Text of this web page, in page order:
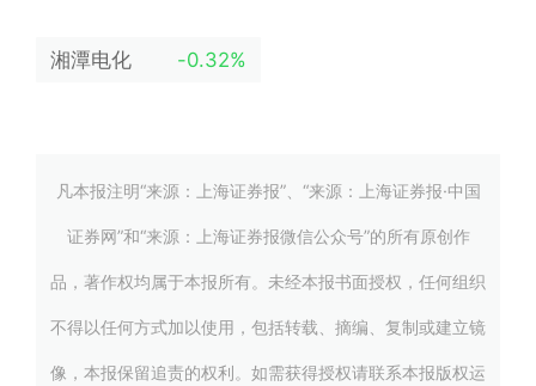
湘潭电化 -0.32%
凡本报注明“来源：上海证券报”、“来源：上海证券报·中国
证券网”和“来源：上海证券报微信公众号”的所有原创作
品，著作权均属于本报所有。未经本报书面授权，任何组织
不得以任何方式加以使用，包括转载、摘编、复制或建立镜
像，本报保留追责的权利。如需获得授权请联系本报版权运